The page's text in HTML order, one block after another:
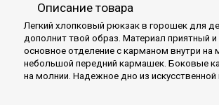
Описание товара
Легкий хлопковый рюкзак в горошек для
дополнит твой образ. Материал приятный
основное отделение с карманом внутри на
небольшой передний кармашек. Боковые
на молнии. Надежное дно из искусственной